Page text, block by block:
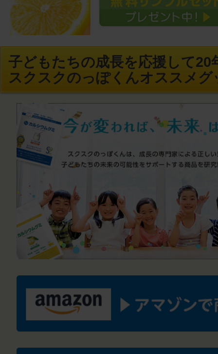
子どもたちの成長を応援して20
スクスクのっぽくんオススメグ